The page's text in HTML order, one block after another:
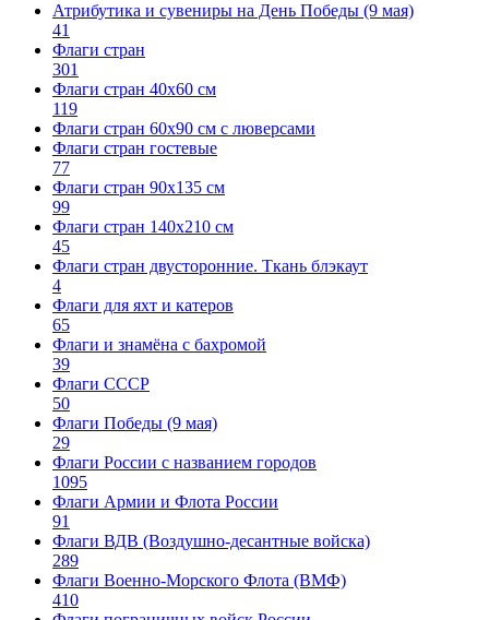
Атрибутика и сувениры на День Победы (9 мая)
41
Флаги стран
301
Флаги стран 40х60 см
119
Флаги стран 60x90 см с люверсами
Флаги стран гостевые
77
Флаги стран 90х135 см
99
Флаги стран 140х210 см
45
Флаги стран двусторонние. Ткань блэкаут
4
Флаги для яхт и катеров
65
Флаги и знамёна с бахромой
39
Флаги СССР
50
Флаги Победы (9 мая)
29
Флаги России с названием городов
1095
Флаги Армии и Флота России
91
Флаги ВДВ (Воздушно-десантные войска)
289
Флаги Военно-Морского Флота (ВМФ)
410